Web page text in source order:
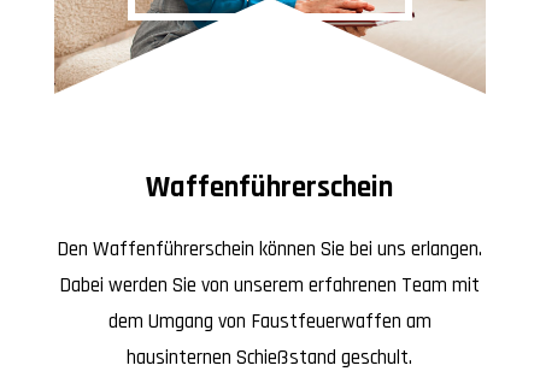
Waffenführerschein
Den Waffenführerschein können Sie bei uns erlangen.
Dabei werden Sie von unserem erfahrenen Team mit
dem Umgang von Faustfeuerwaffen am
hausinternen Schießstand geschult.